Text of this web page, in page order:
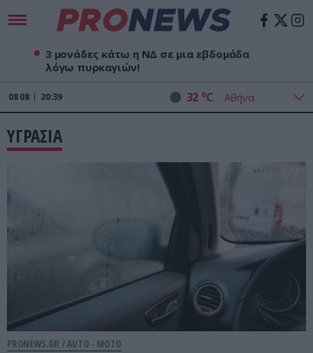
3 μονάδες κάτω η ΝΔ σε μια εβδομάδα
λόγω πυρκαγιών!
08 08 20:39 32 oC
ΥΓΡΑΣΙΑ
PRONEWS.GR /AUTO - MOTO